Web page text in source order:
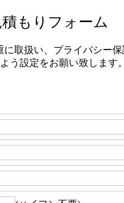
もりフォーム
取扱い、プライバシー保
う設定をお願い致します。